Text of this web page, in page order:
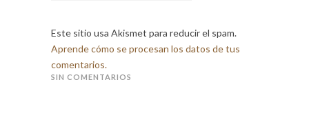
Este sitio usa Akismet para reducir el spam.
Aprende cómo se procesan los datos de tus
comentarios.
SIN COMENTARIOS